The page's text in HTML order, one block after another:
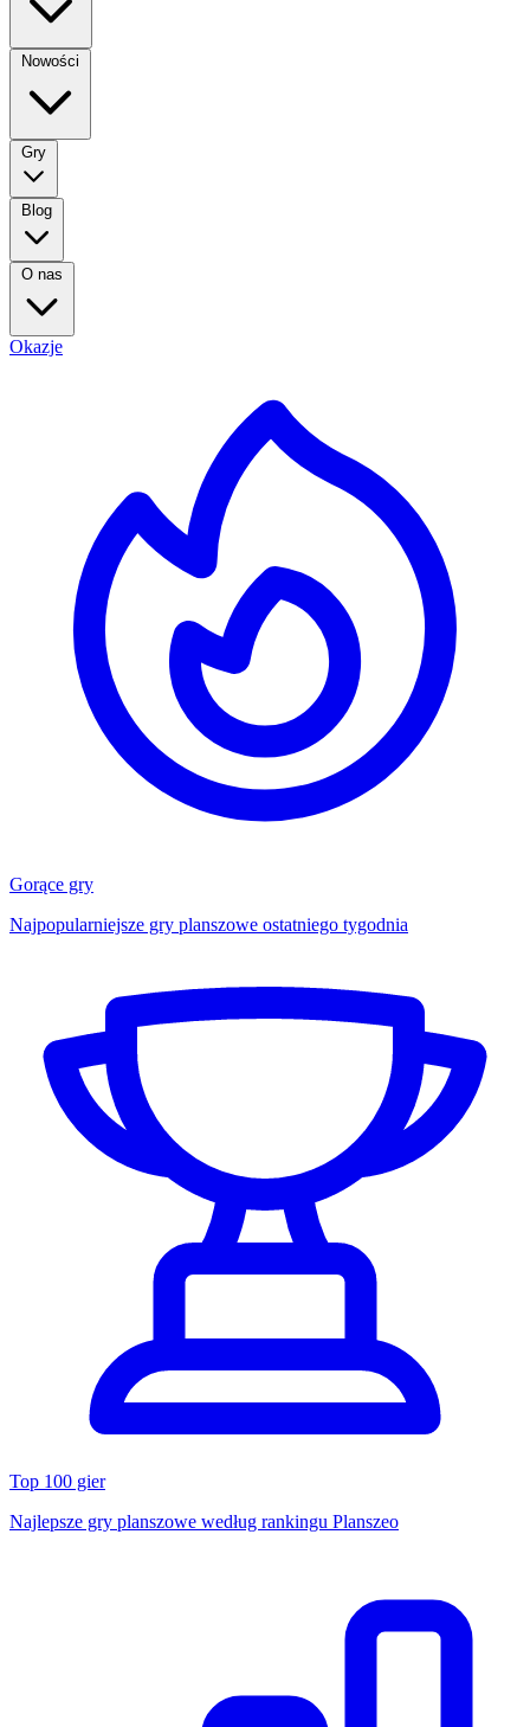
Nowości
Gry
Blog
O nas
Okazje
Gorące gry
Najpopularniejsze gry planszowe ostatniego tygodnia
Top 100 gier
Najlepsze gry planszowe według rankingu Planszeo